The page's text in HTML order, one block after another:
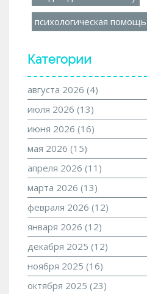
психологическая помощь
Категории
августа 2026 (4)
июля 2026 (13)
июня 2026 (16)
мая 2026 (15)
апреля 2026 (11)
марта 2026 (13)
февраля 2026 (12)
января 2026 (12)
декабря 2025 (12)
ноября 2025 (16)
октября 2025 (23)